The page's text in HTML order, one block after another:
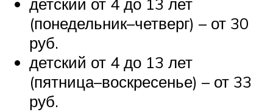
(понедельник–четверг) – от 30
руб.
детский от 4 до 13 лет
(пятница–воскресенье) – от 33
руб.